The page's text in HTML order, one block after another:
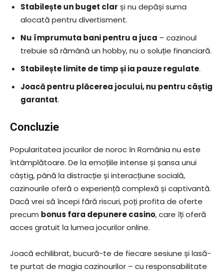
Stabilește un buget clar și nu depăși suma
alocată pentru divertisment.
Nu împrumuta bani pentru a juca – cazinoul
trebuie să rămână un hobby, nu o soluție financiară.
Stabilește limite de timp și ia pauze regulate.
Joacă pentru plăcerea jocului, nu pentru câștig
garantat.
Concluzie
Popularitatea jocurilor de noroc în România nu este
întâmplătoare. De la emoțiile intense și șansa unui
câștig, până la distracție și interacțiune socială,
cazinourile oferă o experiență complexă și captivantă.
Dacă vrei să începi fără riscuri, poți profita de oferte
precum bonus fara depunere casino, care îți oferă
acces gratuit la lumea jocurilor online.
Joacă echilibrat, bucură-te de fiecare sesiune și lasă-
te purtat de magia cazinourilor – cu responsabilitate